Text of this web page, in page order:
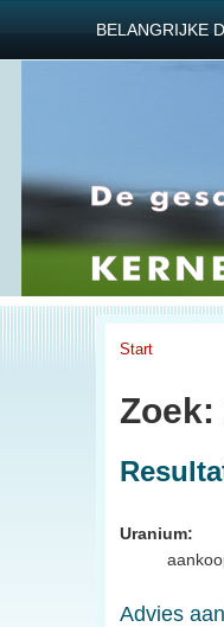
BELANGRIJKE
Start
Zoek:
Uranium:
Advies